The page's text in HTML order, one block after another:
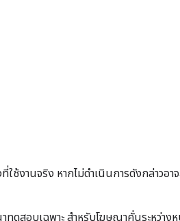
ช้งานจริง หากไม่ดำเนินการดังกล่าวอ
ดสอบเฉพาะ สำหรับโฆษณาคั่นระหว่างห